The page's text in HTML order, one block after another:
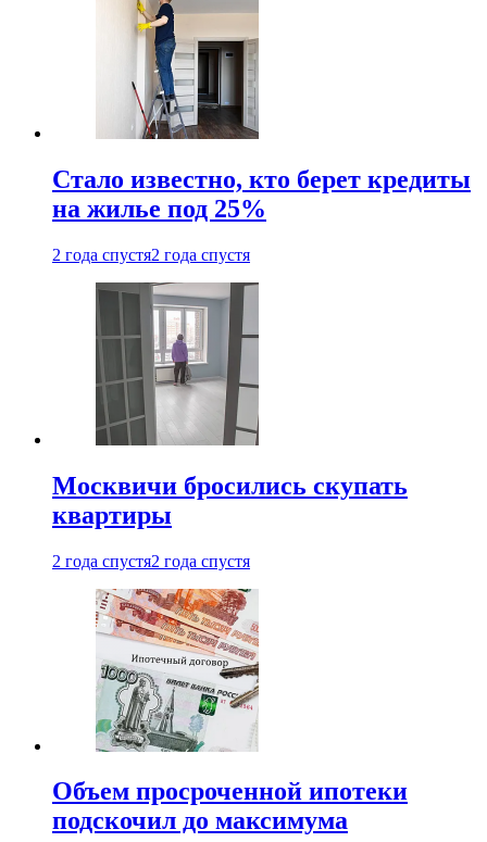
Стало известно, кто берет кредиты
на жилье под 25%
2 года спустя2 года спустя
Москвичи бросились скупать
квартиры
2 года спустя2 года спустя
Объем просроченной ипотеки
подскочил до максимума